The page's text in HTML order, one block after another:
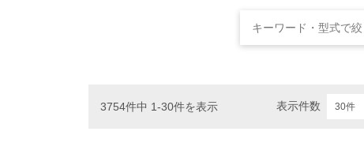
3754件中 1-30件を表示 表示件数